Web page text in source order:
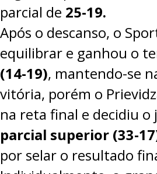
parcial de 25-19.
Após o descanso, o
equilibrar e ganhou o
(14-19), mantendo-se
vitória, porém o
na reta final e decidiu o
parcial superior (33-
por selar o resultado